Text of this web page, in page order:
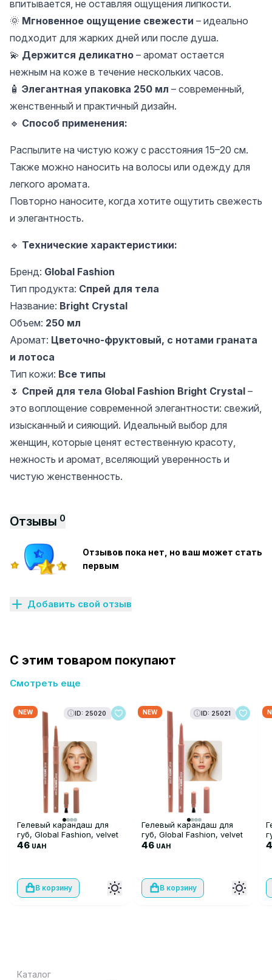
впитывается, не оставляя ощущения липкости.
🌞 Мгновенное ощущение свежести – идеально
подходит для жарких дней или после душа.
💫 Держится деликатно – аромат остается
нежным на коже в течение нескольких часов.
🧴 Элегантная упаковка 250 мл – современный,
женственный и практичный дизайн.
🔹 Способ применения:
Распылите на чистую кожу с расстояния 15–20 см.
Также можно наносить на волосы или одежду для
легкого аромата.
Повторно наносите, когда хотите ощутить свежесть
и элегантность.
🔹 Технические характеристики:
Бренд: Global Fashion
Тип продукта: Спрей для тела
Название: Bright Crystal
Объем: 250 мл
Аромат: Цветочно-фруктовый, с нотами граната
и лотоса
Тип кожи: Все типы
🌷 Спрей для тела Global Fashion Bright Crystal –
это воплощение современной элегантности: свежий,
изысканный и сияющий. Идеальный выбор для
женщин, которые ценят естественную красоту,
нежность и аромат, вселяющий уверенность и
чистую женственность.
Отзывы 0
Отзывов пока нет, но ваш может стать
первым
Добавить свой отзыв
С этим товаром покупают
Смотреть еще
NEW ID: 25020
Гелевый карандаш для
губ, Global Fashion, velvet
smooth lipliner, 01
46 UAH
В корзину
NEW ID: 25021
Гелевый карандаш для
губ, Global Fashion, velvet
smooth lipliner, 02
46 UAH
В корзину
Каталог